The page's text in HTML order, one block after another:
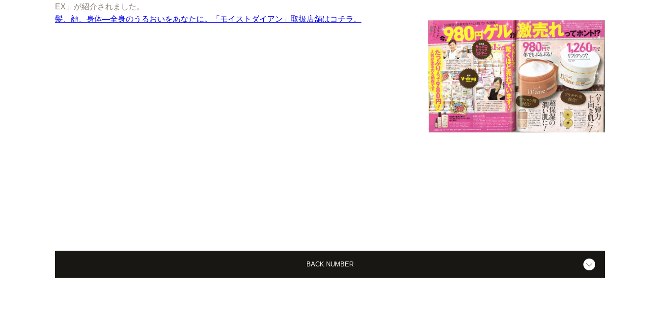
EX」が紹介されました。
髪、顔、身体―全身のうるおいをあなたに。「モイストダイアン」取扱店舗はコチラ。
BACK NUMBER